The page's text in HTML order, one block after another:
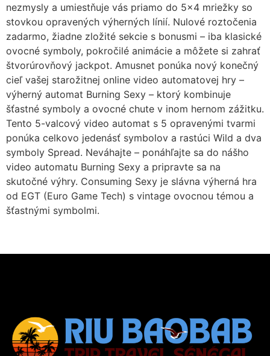
nezmysly a umiestňuje vás priamo do 5×4 mriežky so
stovkou opravených výherných línií. Nulové roztočenia
zadarmo, žiadne zložité sekcie s bonusmi – iba klasické
ovocné symboly, pokročilé animácie a môžete si zahrať
štvorúrovňový jackpot. Amusnet ponúka nový konečný
cieľ vašej starožitnej online video automatovej hry –
výherný automat Burning Sexy – ktorý kombinuje
šťastné symboly a ovocné chute v inom hernom zážitku.
Tento 5-valcový video automat s 5 opravenými tvarmi
ponúka celkovo jedenásť symbolov a rastúci Wild a dva
symboly Spread. Neváhajte – ponáhľajte sa do nášho
video automatu Burning Sexy a pripravte sa na
skutočné výhry. Consuming Sexy je slávna výherná hra
od EGT (Euro Game Tech) s vintage ovocnou témou a
šťastnými symbolmi.